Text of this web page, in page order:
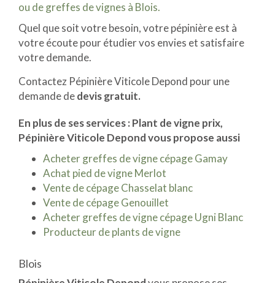
ou de greffes de vignes à Blois.
Quel que soit votre besoin, votre pépinière est à
votre écoute pour étudier vos envies et satisfaire
votre demande.
Contactez Pépinière Viticole Depond pour une
demande dedevis gratuit.
En plus de ses services : Plant de vigne prix,
Pépinière Viticole Depond vous propose aussi
Acheter greffes de vigne cépage Gamay
Achat pied de vigne Merlot
Vente de cépage Chasselat blanc
Vente de cépage Genouillet
Acheter greffes de vigne cépage Ugni Blanc
Producteur de plants de vigne
Blois